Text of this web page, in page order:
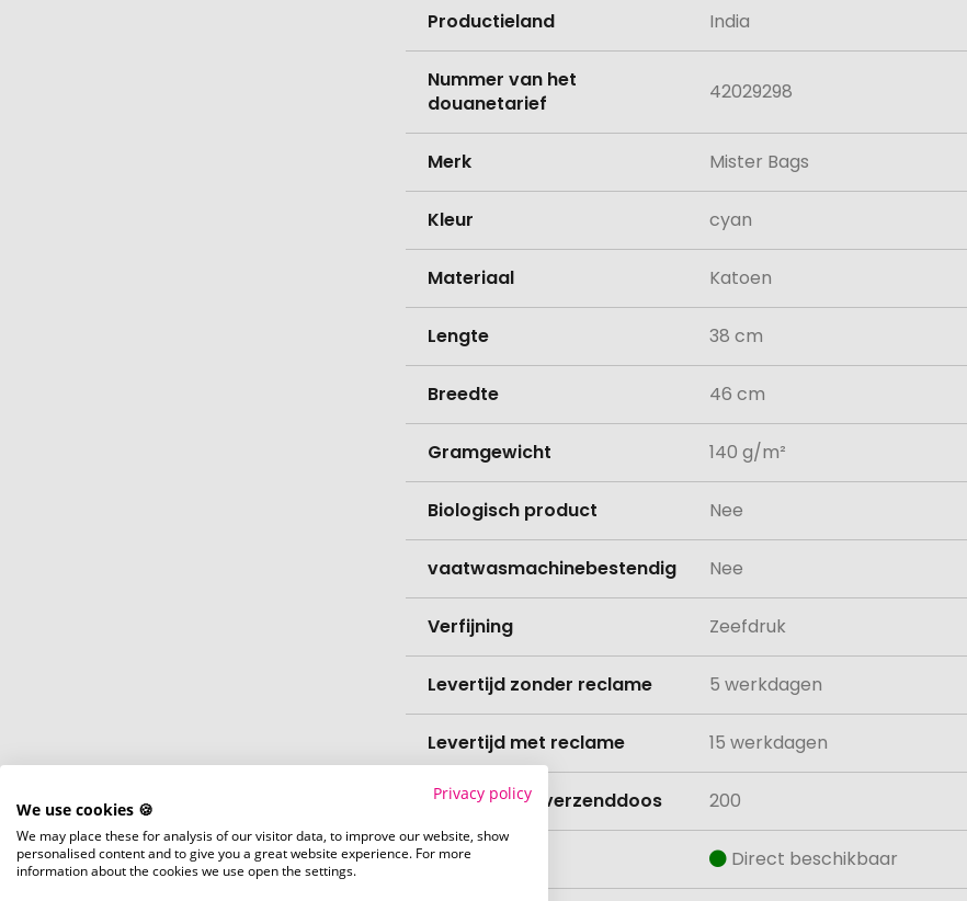
Productieland India
Nummer van het
douanetarief
42029298
Merk Mister Bags
Kleur cyan
Materiaal Katoen
Lengte 38 cm
Breedte 46 cm
Gramgewicht 140 g/m²
Biologisch product Nee
vaatwasmachinebestendig Nee
Verfijning Zeefdruk
Levertijd zonder reclame 5 werkdagen
Levertijd met reclame 15 werkdagen
Hoeveelheid verzenddoos 200
Voorraad Direct beschikbaar
Privacy policy
We use cookies 🍪
We may place these for analysis of our visitor data, to improve our website, show
personalised content and to give you a great website experience. For more
information about the cookies we use open the settings.